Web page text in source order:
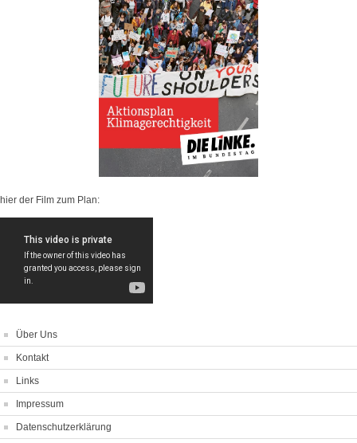
hier der Film zum Plan:
Über Uns
Kontakt
Links
Impressum
Datenschutzerklärung